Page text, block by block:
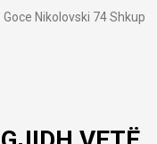
Goce Nikolovski 74 Shkup